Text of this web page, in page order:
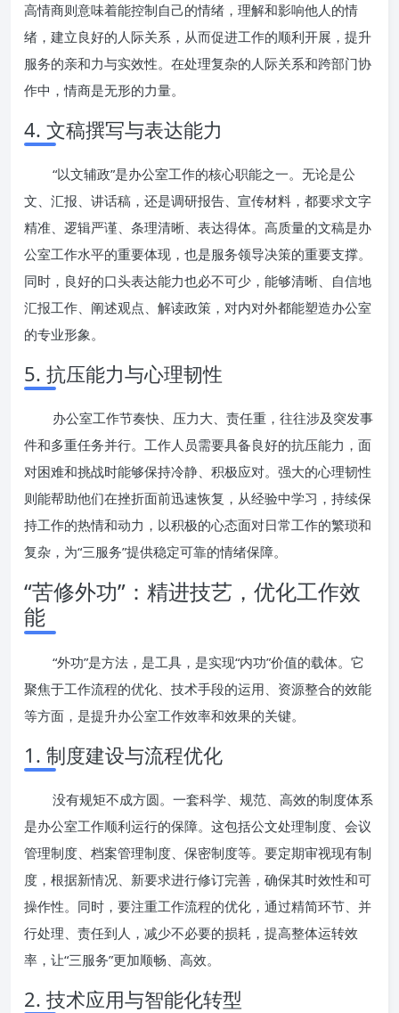
高情商则意味着能控制自己的情绪，理解和影响他人的情
绪，建立良好的人际关系，从而促进工作的顺利开展，提升
服务的亲和力与实效性。在处理复杂的人际关系和跨部门协
作中，情商是无形的力量。
4. 文稿撰写与表达能力
“以文辅政”是办公室工作的核心职能之一。无论是公
文、汇报、讲话稿，还是调研报告、宣传材料，都要求文字
精准、逻辑严谨、条理清晰、表达得体。高质量的文稿是办
公室工作水平的重要体现，也是服务领导决策的重要支撑。
同时，良好的口头表达能力也必不可少，能够清晰、自信地
汇报工作、阐述观点、解读政策，对内对外都能塑造办公室
的专业形象。
5. 抗压能力与心理韧性
办公室工作节奏快、压力大、责任重，往往涉及突发事
件和多重任务并行。工作人员需要具备良好的抗压能力，面
对困难和挑战时能够保持冷静、积极应对。强大的心理韧性
则能帮助他们在挫折面前迅速恢复，从经验中学习，持续保
持工作的热情和动力，以积极的心态面对日常工作的繁琐和
复杂，为“三服务”提供稳定可靠的情绪保障。
“苦修外功”：精进技艺，优化工作效
能
“外功”是方法，是工具，是实现“内功”价值的载体。它
聚焦于工作流程的优化、技术手段的运用、资源整合的效能
等方面，是提升办公室工作效率和效果的关键。
1. 制度建设与流程优化
没有规矩不成方圆。一套科学、规范、高效的制度体系
是办公室工作顺利运行的保障。这包括公文处理制度、会议
管理制度、档案管理制度、保密制度等。要定期审视现有制
度，根据新情况、新要求进行修订完善，确保其时效性和可
操作性。同时，要注重工作流程的优化，通过精简环节、并
行处理、责任到人，减少不必要的损耗，提高整体运转效
率，让“三服务”更加顺畅、高效。
2. 技术应用与智能化转型